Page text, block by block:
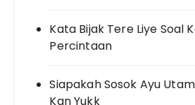
Kata Bijak Tere Liye Soal
Percintaan
Siapakah Sosok Ayu
Kan Yukk